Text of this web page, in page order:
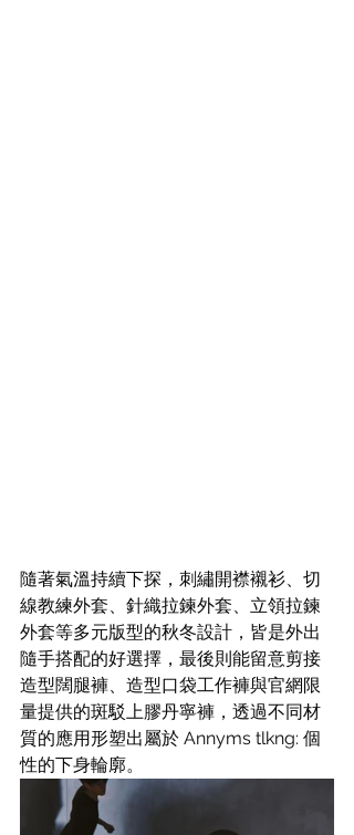
隨著氣溫持續下探，刺繡開襟襯衫、切
線教練外套、針織拉鍊外套、立領拉鍊
外套等多元版型的秋冬設計，皆是外出
隨手搭配的好選擇，最後則能留意剪接
造型闊腿褲、造型口袋工作褲與官網限
量提供的斑駁上膠丹寧褲，透過不同材
質的應用形塑出屬於 Annyms tlkng: 個
性的下身輪廓。